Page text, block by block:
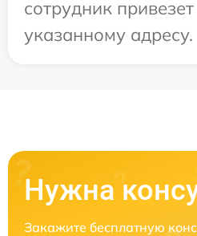
сотрудник
указанному адресу.
Нужна
Закажите бесплатную